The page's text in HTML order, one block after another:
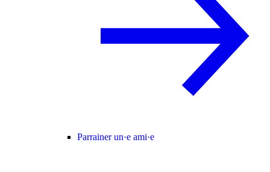
Parrainer un·e ami·e